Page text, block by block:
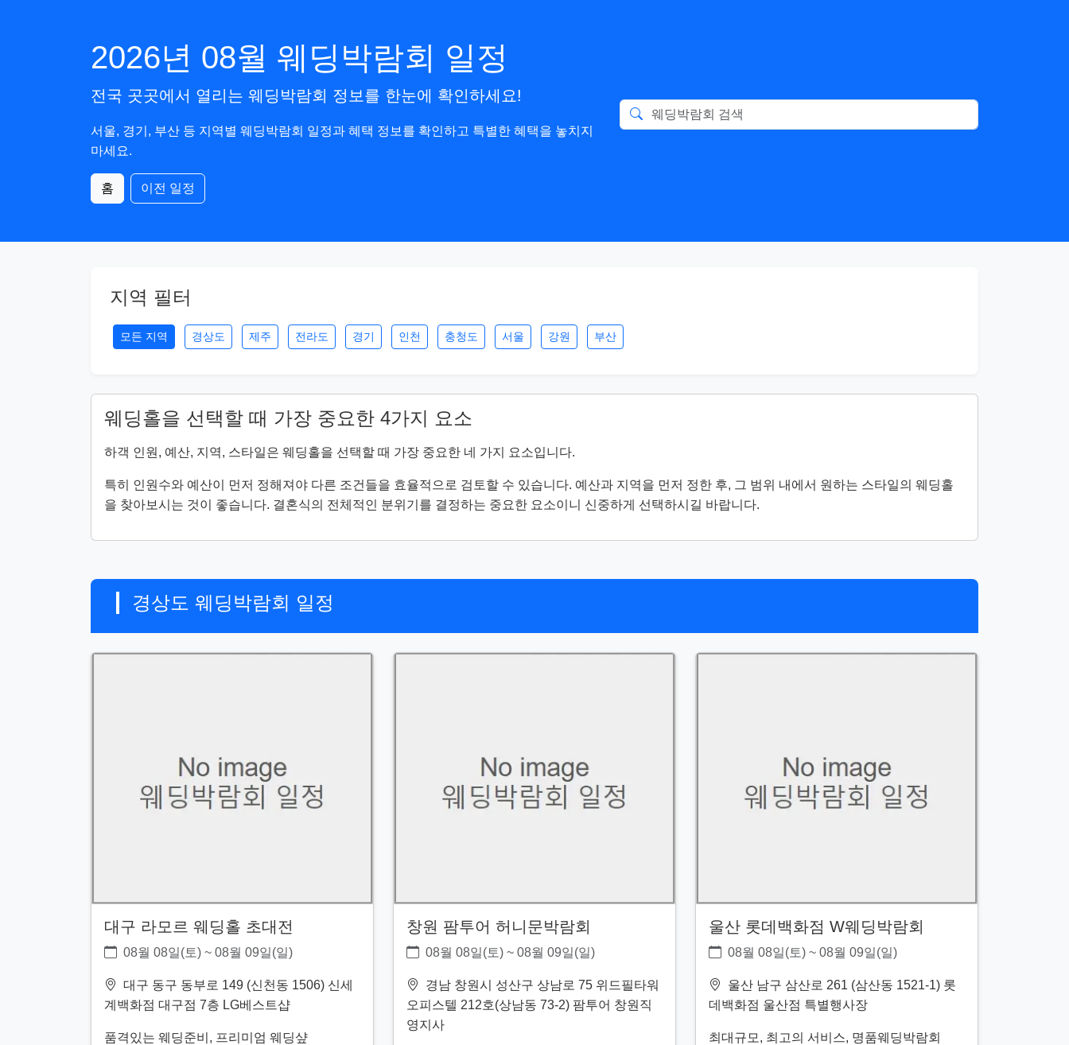
2026년 08월 웨딩박람회 일정
전국 곳곳에서 열리는 웨딩박람회 정보를 한눈에 확인하세요!
서울, 경기, 부산 등 지역별 웨딩박람회 일정과 혜택 정보를 확인하고 특별한 혜택을 놓치지
마세요.
홈 이전 일정
지역 필터
모든 지역 경상도 제주 전라도 경기 인천 충청도 서울 강원 부산
웨딩홀을 선택할 때 가장 중요한 4가지 요소
하객 인원, 예산, 지역, 스타일은 웨딩홀을 선택할 때 가장 중요한 네 가지 요소입니다.
특히 인원수와 예산이 먼저 정해져야 다른 조건들을 효율적으로 검토할 수 있습니다. 예산과 지역을 먼저 정한 후, 그 범위 내에서 원하는 스타일의 웨딩홀
을 찾아보시는 것이 좋습니다. 결혼식의 전체적인 분위기를 결정하는 중요한 요소이니 신중하게 선택하시길 바랍니다.
경상도 웨딩박람회 일정
대구 라모르 웨딩홀 초대전
08월 08일(토) ~ 08월 09일(일)
대구 동구 동부로 149 (신천동 1506) 신세
계백화점 대구점 7층 LG베스트샵
품격있는 웨딩준비, 프리미엄 웨딩샾
창원 팜투어 허니문박람회
08월 08일(토) ~ 08월 09일(일)
경남 창원시 성산구 상남로 75 위드필타워
오피스텔 212호(상남동 73-2) 팜투어 창원직
영지사
울산 롯데백화점 W웨딩박람회
08월 08일(토) ~ 08월 09일(일)
울산 남구 삼산로 261 (삼산동 1521-1) 롯
데백화점 울산점 특별행사장
최대규모, 최고의 서비스, 명품웨딩박람회